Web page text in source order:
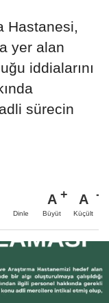
Hastanesi,
yer alan
iddialarını
sürecin
Dinle
A
Büyüt
A
Küçült